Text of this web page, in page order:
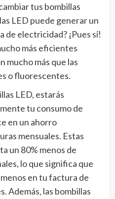
tus bombillas
LED puede generar un
electricidad? ¡Pues sí!
más eficientes
mucho más que las
o fluorescentes.
LED, estarás
tu consumo de
en un ahorro
mensuales. Estas
un 80% menos de
lo que significa que
en tu factura de
Además, las bombillas